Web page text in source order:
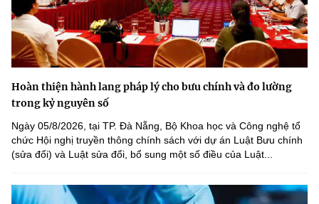
Hoàn thiện hành lang pháp lý cho bưu chính và đo lường
trong kỷ nguyên số
Ngày 05/8/2026, tại TP. Đà Nẵng, Bộ Khoa học và Công nghệ tổ
chức Hội nghị truyền thông chính sách với dự án Luật Bưu chính
(sửa đổi) và Luật sửa đổi, bổ sung một số điều của Luật...